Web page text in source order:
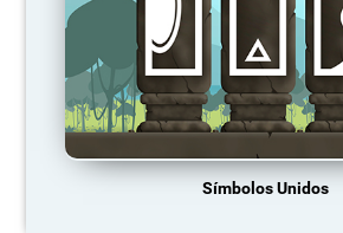
Símbolos Unidos